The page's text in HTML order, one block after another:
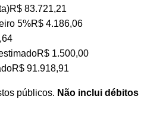
R$ 83.721,21
5%R$ 4.186,06
R$ 1.500,00
R$ 91.918,91
públicos. Não inclui débitos